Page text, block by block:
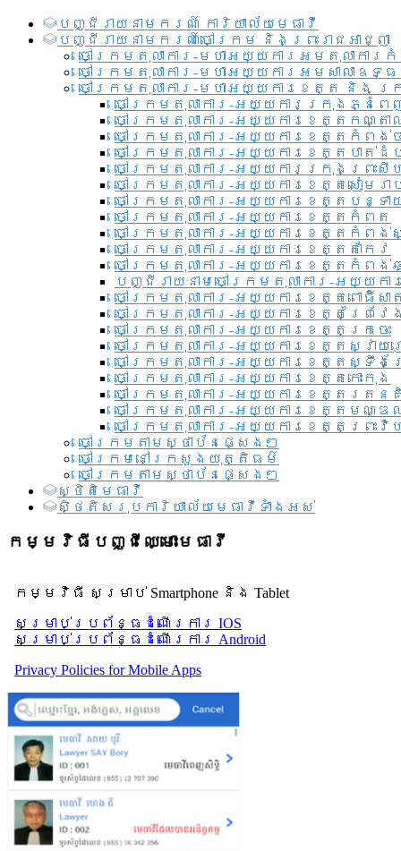
បញ្ជី​រាយ​នាមករណ៍ ការិយាល័យ​មេធាវី​
បញ្ជី​រាយ​នាមករណ៍​ចៅក្រម និងព្រះរាជអាជ្ញា
ចៅក្រមតុលាការ-មហាអយ្យការអមតុលាការ
ចៅក្រមតុលាការ-មហាអយ្យការអមសាលាឧទ្
ចៅក្រមតុលាការ-មហាអយ្យការខេត្ត និង ក្
ចៅក្រមតុលាការ-អយ្យការក្រុងភ្នំពេ
ចៅក្រមតុលាការ-អយ្យការខេត្តកណ្តា
ចៅក្រមតុលាការ-អយ្យការខេត្តកំពង់ច
ចៅក្រមតុលាការ-អយ្យការខេត្តបាត់ដំ
ចៅក្រមតុលាការ-អយ្យការ​ក្រុងព្រះសី
ចៅក្រមតុលាការ-អយ្យការខេត្តសៀមរា
ចៅក្រមតុលាការ-អយ្យការខេត្តបន្ទា
ចៅក្រមតុលាការ-អយ្យការខេត្តកំពត
ចៅក្រមតុលាការ-អយ្យការខេត្តកំពង់
ចៅក្រមតុលាការ-អយ្យការខេត្តតាកែវ
ចៅក្រមតុលាការ-អយ្យការខេត្តកំពង់
បញ្ជីរាយនាមចៅក្រមតុលាការ-អយ្យក
ចៅក្រមតុលាការ-អយ្យការខេត្តពោធិ៍សា
ចៅក្រមតុលាការ-អយ្យការខេត្តព្រៃវែ
ចៅក្រមតុលាការ-អយ្យការខេត្តក្រចេះ
ចៅក្រមតុលាការ-អយ្យការខេត្តស្វាយ
ចៅក្រមតុលាការ-អយ្យការខេត្តស្ទឹង
ចៅក្រមតុលាការ-អយ្យការខេត្តកោះកុង
ចៅក្រមតុលាការ-អយ្យការខេត្តរតន
ចៅក្រមតុលាការ-អយ្យការខេត្តមណ្
ចៅក្រមតុលាការ-អយ្យការខេត្តព្រះវិហ
ចៅក្រមតាមស្ថាប័នផ្សេងៗ
ចៅក្រមនៅក្រសួងយុត្តិធម៌
ចៅក្រមតាមស្ថាប័នផ្សេងៗ
ស្ថិតិមេធាវី
សិ្ថតិសរុបការិយាល័យមេធាវីទាំងអស់​
កម្មវិធីបញ្ជីឈ្មោះមេធាវី
កម្មវិធី សម្រាប់ Smartphone និង Tablet
សម្រាប់​ប្រព័ន្ធដំណើរការ IOS
សម្រាប់​ប្រព័ន្ធដំណើរការ Android
Privacy Policies for Mobile Apps